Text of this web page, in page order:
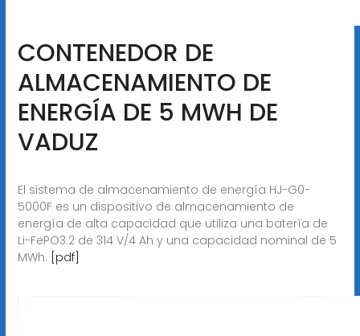
CONTENEDOR DE
ALMACENAMIENTO DE
ENERGÍA DE 5 MWH DE
VADUZ
El sistema de almacenamiento de energía HJ-G0-
5000F es un dispositivo de almacenamiento de
energía de alta capacidad que utiliza una batería de
Li-FePO3.2 de 314 V/4 Ah y una capacidad nominal de 5
MWh. [pdf]